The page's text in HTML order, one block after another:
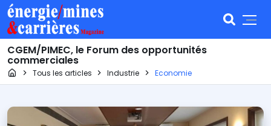
CGEM/PIMEC, le Forum des opportunités
commerciales
Page d'accueil
Tous les articles Industrie Economie